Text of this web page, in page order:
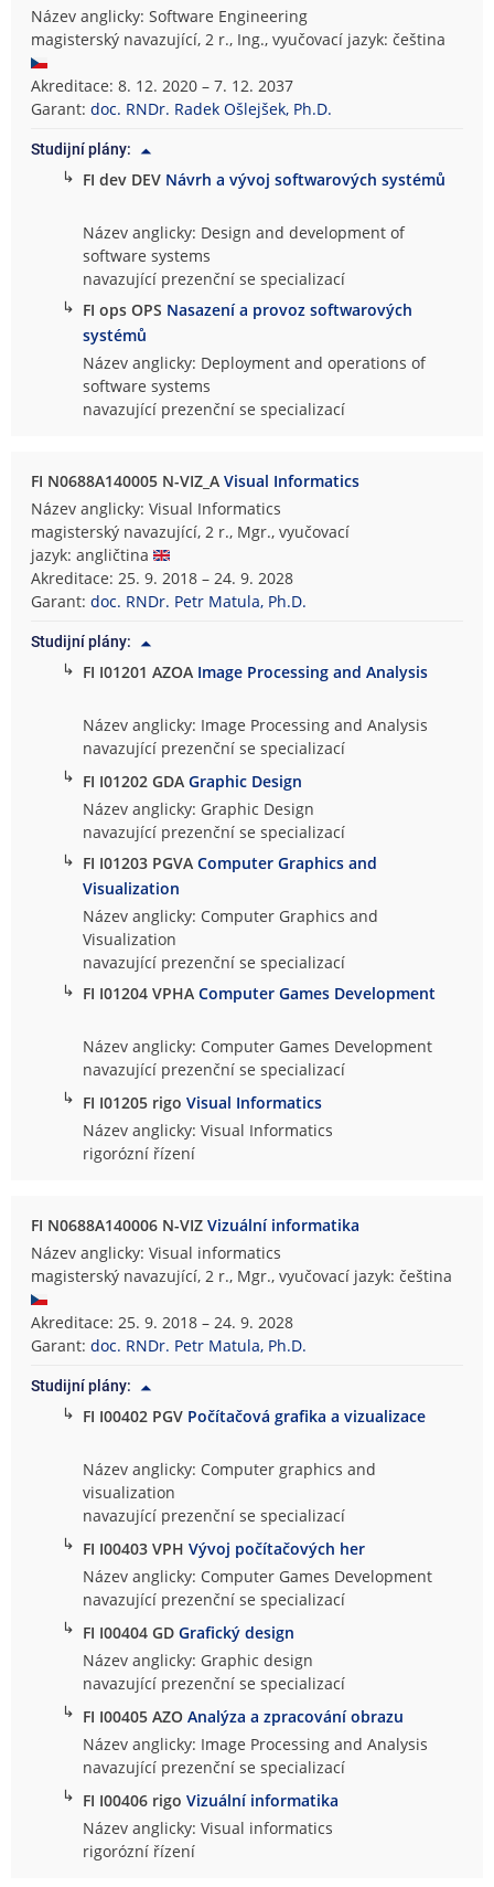
Název anglicky: Software Engineering
magisterský navazující, 2 r., Ing., vyučovací jazyk: čeština
Akreditace: 8. 12. 2020 – 7. 12. 2037
Garant:doc. RNDr. Radek Ošlejšek, Ph.D.
Studijní plány:
↳ FI dev DEV Návrh a vývoj softwarových systémů
Název anglicky: Design and development of
software systems
navazující prezenční se specializací
↳ FI ops OPS Nasazení a provoz softwarových
systémů
Název anglicky: Deployment and operations of
software systems
navazující prezenční se specializací
FI N0688A140005 N-VIZ_AVisual Informatics
Název anglicky: Visual Informatics
magisterský navazující, 2 r., Mgr., vyučovací
jazyk: angličtina
Akreditace: 25. 9. 2018 – 24. 9. 2028
Garant:doc. RNDr. Petr Matula, Ph.D.
Studijní plány:
↳ FI I01201 AZOA Image Processing and Analysis
Název anglicky: Image Processing and Analysis
navazující prezenční se specializací
↳ FI I01202 GDAGraphic Design
Název anglicky: Graphic Design
navazující prezenční se specializací
↳ FI I01203 PGVAComputer Graphics and
Visualization
Název anglicky: Computer Graphics and
Visualization
navazující prezenční se specializací
↳ FI I01204 VPHAComputer Games Development
Název anglicky: Computer Games Development
navazující prezenční se specializací
↳ FI I01205 rigoVisual Informatics
Název anglicky: Visual Informatics
rigorózní řízení
FI N0688A140006 N-VIZVizuální informatika
Název anglicky: Visual informatics
magisterský navazující, 2 r., Mgr., vyučovací jazyk: čeština
Akreditace: 25. 9. 2018 – 24. 9. 2028
Garant:doc. RNDr. Petr Matula, Ph.D.
Studijní plány:
↳ FI I00402 PGV Počítačová grafika a vizualizace
Název anglicky: Computer graphics and
visualization
navazující prezenční se specializací
↳ FI I00403 VPHVývoj počítačových her
Název anglicky: Computer Games Development
navazující prezenční se specializací
↳ FI I00404 GDGrafický design
Název anglicky: Graphic design
navazující prezenční se specializací
↳ FI I00405 AZOAnalýza a zpracování obrazu
Název anglicky: Image Processing and Analysis
navazující prezenční se specializací
↳ FI I00406 rigoVizuální informatika
Název anglicky: Visual informatics
rigorózní řízení